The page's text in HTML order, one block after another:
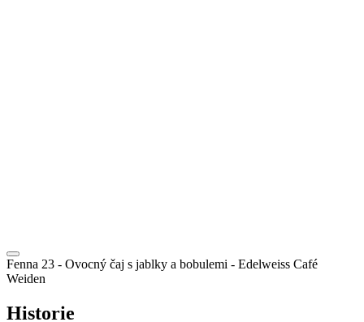
Fenna 23 - Ovocný čaj s jablky a bobulemi - Edelweiss Café
Weiden
Historie